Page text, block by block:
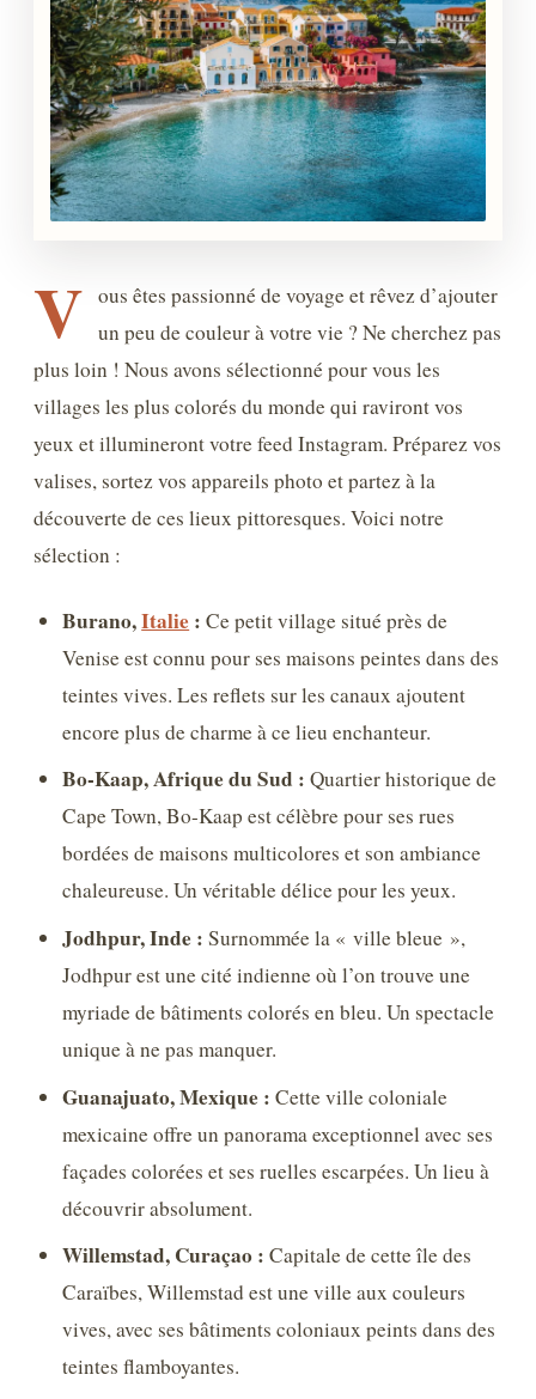
V ous êtes passionné de voyage et rêvez d’ajouter
un peu de couleur à votre vie ? Ne cherchez pas
plus loin ! Nous avons sélectionné pour vous les
villages les plus colorés du monde qui raviront vos
yeux et illumineront votre feed Instagram. Préparez vos
valises, sortez vos appareils photo et partez à la
découverte de ces lieux pittoresques. Voici notre
sélection :
Burano,Italie : Ce petit village situé près de
Venise est connu pour ses maisons peintes dans des
teintes vives. Les reflets sur les canaux ajoutent
encore plus de charme à ce lieu enchanteur.
Bo-Kaap, Afrique du Sud : Quartier historique de
Cape Town, Bo-Kaap est célèbre pour ses rues
bordées de maisons multicolores et son ambiance
chaleureuse. Un véritable délice pour les yeux.
Jodhpur, Inde : Surnommée la « ville bleue »,
Jodhpur est une cité indienne où l’on trouve une
myriade de bâtiments colorés en bleu. Un spectacle
unique à ne pas manquer.
Guanajuato, Mexique : Cette ville coloniale
mexicaine offre un panorama exceptionnel avec ses
façades colorées et ses ruelles escarpées. Un lieu à
découvrir absolument.
Willemstad, Curaçao : Capitale de cette île des
Caraïbes, Willemstad est une ville aux couleurs
vives, avec ses bâtiments coloniaux peints dans des
teintes flamboyantes.